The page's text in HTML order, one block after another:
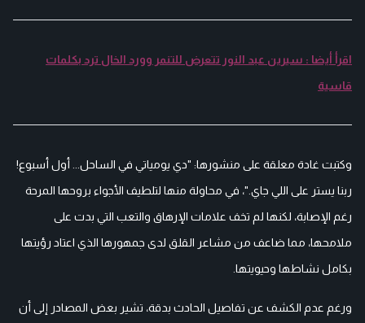
اقرأ أيضا : سيرين عبد النور تتعرض للتنمر وورد الخال ترد بكلمات
قاسية
وكتبت غادة معلقة على منشورها: "دي يومياتي في الساحل... أول أسبوع!
ربنا يستر على اللي جاي."، في محاولة منها لتلطيف الأجواء بروحها المرحة
رغم الإصابة، لكنها لم تخف علامات الإرهاق والتعب التي بدت على
ملامحها، مما ضاعف من مشاعر القلق لدى جمهورها الذي اعتاد رؤيتها
بكامل نشاطها وحيويتها.
ورغم عدم الكشف عن تفاصيل الحادث بدقة، تشير بعض المصادر إلى أن